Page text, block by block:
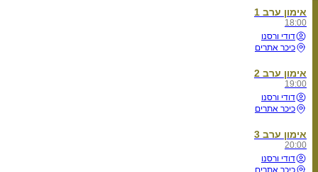
אימון ערב 1
18:00
דודי ורסנו
כיכר אתרים
אימון ערב 2
19:00
דודי ורסנו
כיכר אתרים
אימון ערב 3
20:00
דודי ורסנו
כיכר אתרים